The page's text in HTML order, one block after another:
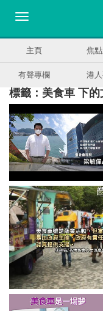
主頁 焦
有聲專欄 港
標籤：美食車 下的